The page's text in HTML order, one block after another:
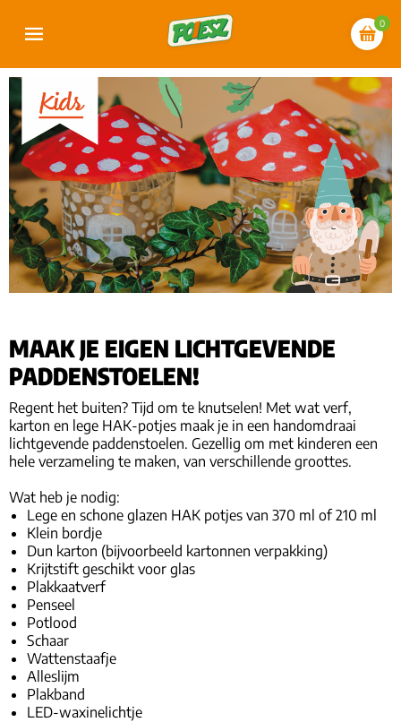
0
MAAK JE EIGEN LICHTGEVENDE
PADDENSTOELEN!
Regent het buiten? Tijd om te knutselen! Met wat verf,
karton en lege HAK-potjes maak je in een handomdraai
lichtgevende paddenstoelen. Gezellig om met kinderen een
hele verzameling te maken, van verschillende groottes.
Wat heb je nodig:
Lege en schone glazen HAK potjes van 370 ml of 210 ml
Klein bordje
Dun karton (bijvoorbeeld kartonnen verpakking)
Krijtstift geschikt voor glas
Plakkaatverf
Penseel
Potlood
Schaar
Wattenstaafje
Alleslijm
Plakband
LED-waxinelichtje